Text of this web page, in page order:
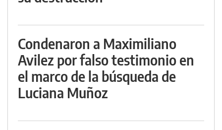
Condenaron a Maximiliano
Avilez por falso testimonio en
el marco de la búsqueda de
Luciana Muñoz